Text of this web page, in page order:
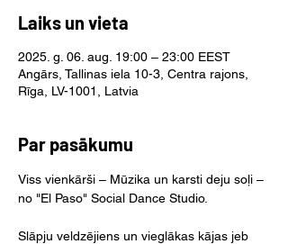
Laiks un vieta
2025. g. 06. aug. 19:00 – 23:00 EEST
Angārs, Tallinas iela 10-3, Centra rajons,
Rīga, LV-1001, Latvia
Par pasākumu
Viss vienkārši – Mūzika un karsti deju soļi –
no "El Paso" Social Dance Studio.
Slāpju veldzējiens un vieglākas kājas jeb